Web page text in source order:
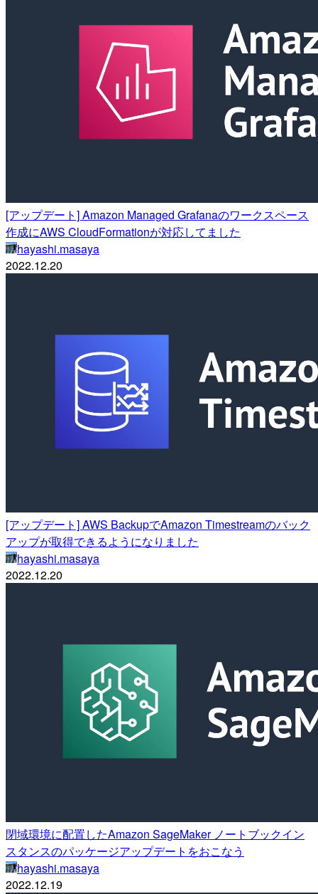
[アップデート] Amazon Managed Grafanaのワークスペース
作成にAWS CloudFormationが対応してました
hayashi.masaya
2022.12.20
[アップデート] AWS BackupでAmazon Timestreamのバック
アップが取得できるようになりました
hayashi.masaya
2022.12.20
閉域環境に配置したAmazon SageMaker ノートブックイン
スタンスのパッケージアップデートをおこなう
hayashi.masaya
2022.12.19